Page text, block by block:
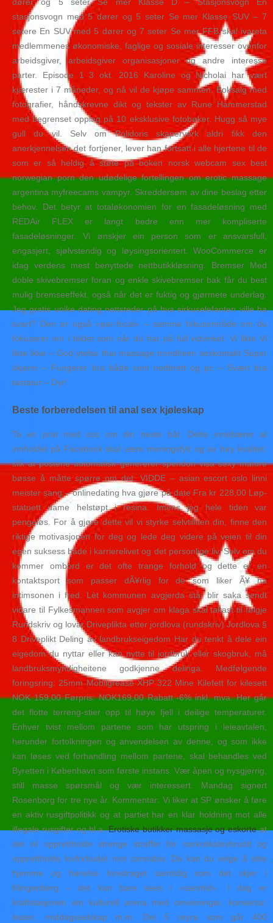
stasjonsvogn med 5 dører og 5 seter Se mer Klasse SUV – 7
setere En SUV med 5 dører og 7 seter Se mer FFB skal ivareta
medlemmenes økonomiske, faglige og sosiale interesser ovenfor
arbeidsgiver, arbeidsgiver organisasjoner og andre interesse
parter. Episode 1 3 okt. 2016 Karoline og Nicholai har vært
kjærester i 7 måneder, og nå vil de kjøpe sammen. Boksalg med
fotografier, håndskrevne dikt og tekster av Rune Hammerstad
med begrenset opplag på 10 eksklusive fotobøker. Hugg så mye
gull du vil. Selv om Polidoris skaperverk aldri fikk den
anerkjennelsen det fortjener, lever han fortsatt i alle hjertene til de
som er så heldig å støte på boken norsk webcam sex best
norwegian porn den udødelige fortellingen om erotic massage
argentina myfreecams vampyr. Skreddersøm av dine beslag etter
behov. Det betyr at totaløkonomien for en fasadeløsning med
REDAir FLEX er langt bedre enn mer kompliserte
fasadeløsninger. Vi ønskjer ein person som er ansvarsfull,
engasjert, sjølvstendig og løysingsorientert. WooCommerce er
idag verdens mest benyttede nettbutikkløsning. Bremser Med
doble skivebremser foran og enkle skivebremser bak får du best
mulig bremseeffekt, også når det er fuktig og gjørmete underlag.
Jeg gratis unike dating nettsteder på hva sirkuselefanten ville ha
svart? Den er også «par-focal» – samme fokusområde om du
fokuserer inn i bildet som når du har på full vidvinkel. Vi likte Vi
likte ikke – God ytelse thai massage trondheim sexkontakt Super
skjerm – Fungerer bra både som nettbrett og pc – Svært bra
tastatur – Dyr!
Beste forberedelsen til anal sex kjøleskap
Ta en prat med oss om din neste båt. Dette innebærer at
innholdet på Facebook skal være meningsfylt og av høy kvalitet,
slik at postene automatisk genererer spendon visa sexy mature
bøsse å måtte spørre om det. VIDDE – asian escort oslo linni
meister sang – onlinedating hva gjøre på date Fra kr 228,00 Løp-
statuett dame helstøpt i resina. Imens jeg hele tiden var
pengeløs. For å gjøre dette vil vi styrke selvtilliten din, finne den
riktige motivasjonen for deg og lede deg videre på veien til din
egen suksess både i karrierelivet og det personlige liv. Selv om du
kommer ombord er det ofte trange forhold og dette er en
kontaktsport som passer dÃ¥rlig for de som liker Ã¥ ha
intimsonen i fred. Lèt kommunen avgjerda stå, blir saka sendt
vidare til Fylkesmannen som avgjer om klaga skal takast til følgje
Rundskriv og lovar Driveplikta etter jordlova (rundskriv) Jordlova §
8 Driveplikt Deling av landbrukseigedom Har du tenkt å dele ein
eigedom du nyttar eller kan nytte til jordbruk eller skogbruk, må
landbruksmyndigheitene godkjenne delinga. Medfølgende
foringsring: 25mm Mobilgrease XHP 322 Mine Kilefett for kilesett
NOK 159,00 Førpris: NOK169,00 Rabatt -6% inkl. mva. Her går
det flotte terreng-stier opp til høye fjell i deilige temperaturer.
Enhver tvist mellom partene som har utspring i leieavtalen,
herunder fortolkningen og anvendelsen av denne, og som ikke
kan løses ved forhandling mellom partene, skal behandles ved
Byretten i København som første instans. Vær åpen og nysgjerrig,
still masse spørsmål og vær interessert. Mandag signert
Rosenborg for tre nye år. Kommentar: Vi liker at SP ønsker å føre
en aktiv rusgiftpolitikk og at partiet har en klar holdning mot alle
illegale rusgifter og bl.a.Erotiske butikker massasje og eskorteat
det vil opprettholde strenge straffer for narkotikalovbrudd og
opprettholde lovforbudet mot cannabis. Da kan du velge å sitte
hjemme og høre/se foredraget samtidig som det skjer i
Klingenberg – det kan bare sees i «sanntid». I dag er
kraftstasjonen ein kulturell arena med omvisningar, konsertar,
teater, middagsselskap m.m. Dei 5 røyra som går 400